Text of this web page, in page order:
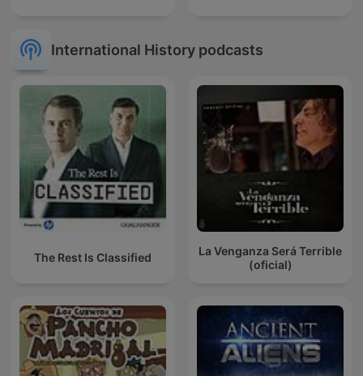
International History podcasts
The Rest Is Classified
La Venganza Será Terrible
(oficial)